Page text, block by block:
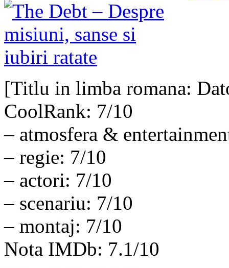
[Titlu in limba romana:
CoolRank: 7/10
– atmosfera &
– regie: 7/10
– actori: 7/10
– scenariu: 7/10
– montaj: 7/10
Nota IMDb: 7.1/10